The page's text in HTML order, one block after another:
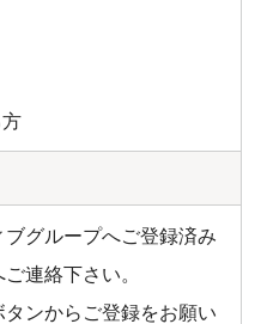
グループへご登録済み
連絡下さい。
ンからご登録をお願い